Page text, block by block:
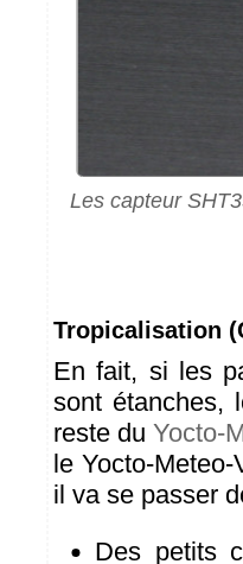
Les capteur
Tropicalisation
En fait, si les
sont étanches,
reste duYocto-
le Yocto-
il va se passer
Des petits